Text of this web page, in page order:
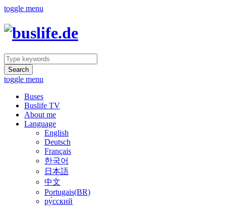
toggle menu
Search
toggle menu
Buses
Buslife TV
About me
Language
English
Deutsch
Français
한국어
日本語
中文
Portugais(BR)
ру́сский